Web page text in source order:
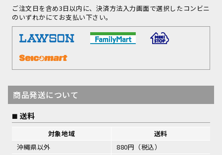
ご注文日を含め3日以内に、決済方法入力画面で選択したコンビニ
のいずれかにてお支払い下さい。
商品発送について
送料
対象地域
送料
沖縄県以外
880円（税込）